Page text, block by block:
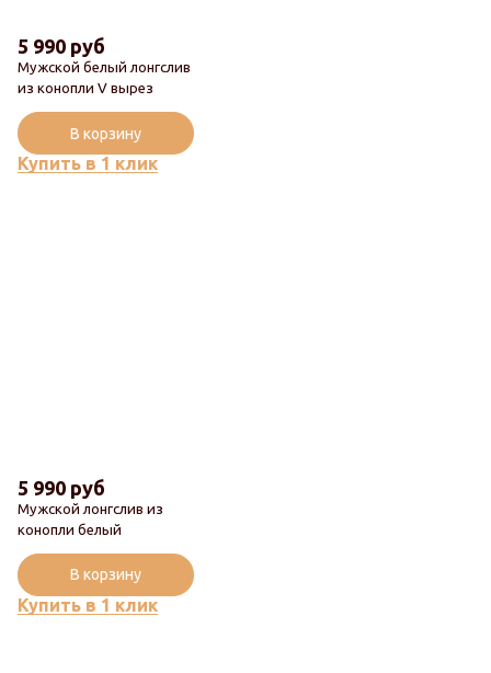
Мужской белый лонгслив
из конопли V вырез
5 990 руб
Купить в 1 клик
В корзину
Мужской лонгслив из
конопли белый
5 990 руб
Купить в 1 клик
В корзину